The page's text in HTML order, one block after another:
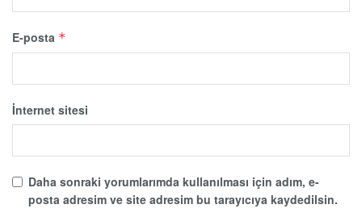
E-posta *
İnternet sitesi
Daha sonraki yorumlarımda kullanılması için adım, e-
posta adresim ve site adresim bu tarayıcıya kaydedilsin.